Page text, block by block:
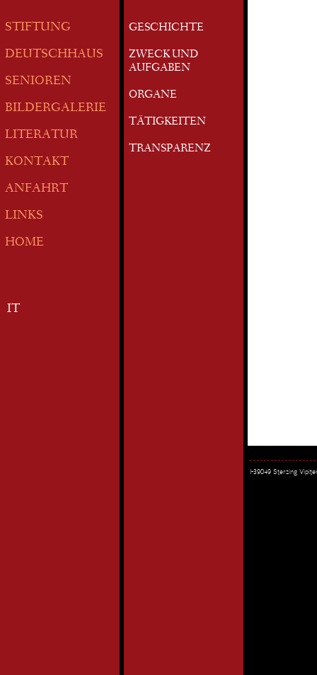
STIFTUNG
DEUTSCHHAUS
SENIOREN
BILDERGALERIE
LITERATUR
KONTAKT
ANFAHRT
LINKS
HOME
IT
GESCHICHTE
ZWECK UND
AUFGABEN
ORGANE
TÄTIGKEITEN
TRANSPARENZ
I-39049 Sterzing